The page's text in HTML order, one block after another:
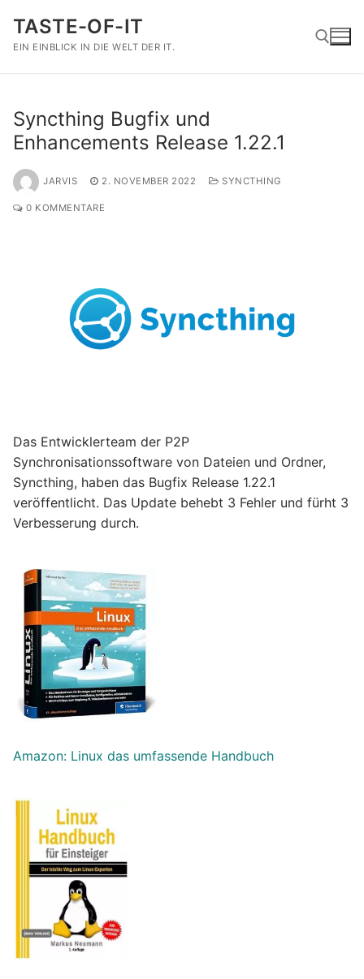
Inhalt
springen
TASTE-OF-IT
EIN EINBLICK IN DIE WELT DER IT.
Syncthing Bugfix und
Enhancements Release 1.22.1
JARVIS 2. NOVEMBER 2022 SYNCTHING
0 KOMMENTARE
Das Entwicklerteam der P2P
Synchronisationssoftware von Dateien und Ordner,
Syncthing, haben das Bugfix Release 1.22.1
veröffentlicht. Das Update behebt 3 Fehler und fürht 3
Verbesserung durch.
Amazon: Linux das umfassende Handbuch